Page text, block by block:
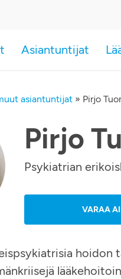
Asiantuntijat
asiantuntijat » Pirjo
Pirjo
Psykiatrian
VARAA
hoidon